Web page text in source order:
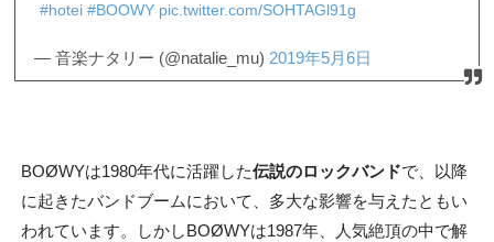
#hotei #BOOWY pic.twitter.com/SOHTAGl91g
— 音楽ナタリー (@natalie_mu) 2019年5月6日
BOØWYは1980年代に活躍した伝説のロックバンドで、以降
に起きたバンドブームにおいて、多大な影響を与えたともい
われています。しかしBOØWYは1987年、人気絶頂の中で解